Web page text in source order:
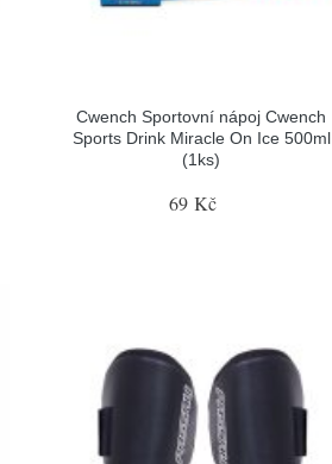
Cwench Sportovní nápoj Cwench
Sports Drink Miracle On Ice 500ml
(1ks)
69 Kč